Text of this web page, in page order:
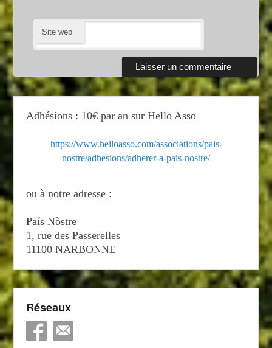
Site web
Adhésions : 10€ par an sur Hello Asso
https://www.helloasso.com/associations/pais-
nostre/adhesions/adherer-a-pais-nostre/
ou à notre adresse :
País Nòstre
1, rue des Passerelles
11100 NARBONNE
Réseaux